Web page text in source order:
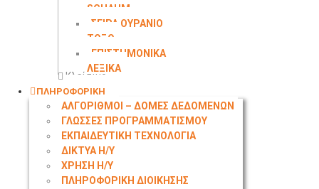
SCHAUM
ΣΕΙΡΑ ΟΥΡΑΝΙΟ
ΤΟΞΟ
ΕΠΙΣΤΗΜΟΝΙΚΑ
ΛΕΞΙΚΑ
Κλείσιμο
ΠΛΗΡΟΦΟΡΙΚΗ
ΑΛΓΟΡΙΘΜΟΙ – ΔΟΜΕΣ ΔΕΔΟΜΕΝΩΝ
ΓΛΩΣΣΕΣ ΠΡΟΓΡΑΜΜΑΤΙΣΜΟΥ
ΕΚΠΑΙΔΕΥΤΙΚΗ ΤΕΧΝΟΛΟΓΙΑ
ΔΙΚΤΥΑ Η/Υ
ΧΡΗΣΗ Η/Υ
ΠΛΗΡΟΦΟΡΙΚΗ ΔΙΟΙΚΗΣΗΣ